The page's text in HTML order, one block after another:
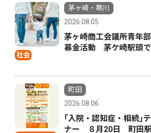
社会
茅ヶ崎・寒川
2026.08.05
茅ヶ崎商工会議所青年
募金活動 茅ケ崎駅頭
町田
2026.08.06
｢入院・認知症・相続｣
ナー ８月20日 町田